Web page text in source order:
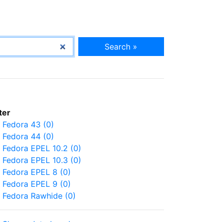
Search »
Fedora 43 (0)
Fedora 44 (0)
Fedora EPEL 10.2 (0)
Fedora EPEL 10.3 (0)
Fedora EPEL 8 (0)
Fedora EPEL 9 (0)
Fedora Rawhide (0)